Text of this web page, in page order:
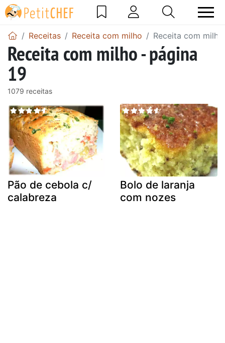
Receitas Receita com milho Receita com
Receita com milho - página
19
1079 receitas
Pão de cebola c/
calabreza
Bolo de laranja
com nozes